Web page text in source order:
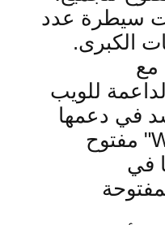
سيطرة عدد
الكبرى.
مع
الداعمة للويب
في دعمها
مفتوح
في